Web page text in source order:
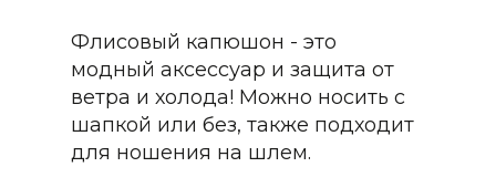
Флисовый капюшон - это
модный аксессуар и защита от
ветра и холода! Можно носить с
шапкой или без, также подходит
для ношения на шлем.